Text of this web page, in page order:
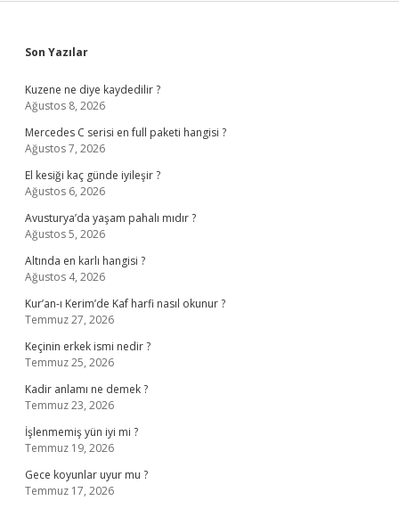
Sidebar
Son Yazılar
Kuzene ne diye kaydedilir ?
Ağustos 8, 2026
Mercedes C serisi en full paketi hangisi ?
Ağustos 7, 2026
El kesiği kaç günde iyileşir ?
Ağustos 6, 2026
Avusturya’da yaşam pahalı mıdır ?
Ağustos 5, 2026
Altında en karlı hangisi ?
Ağustos 4, 2026
Kur’an-ı Kerim’de Kaf harfi nasıl okunur ?
Temmuz 27, 2026
Keçinin erkek ismi nedir ?
Temmuz 25, 2026
Kadir anlamı ne demek ?
Temmuz 23, 2026
İşlenmemiş yün iyi mi ?
Temmuz 19, 2026
Gece koyunlar uyur mu ?
Temmuz 17, 2026